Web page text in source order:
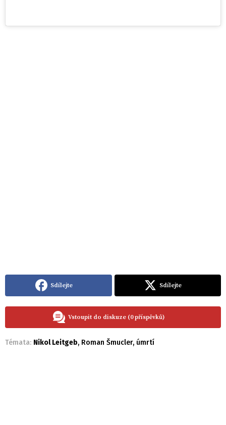
Sdílejte Sdílejte
Vstoupit do diskuze (0 příspěvků)
Témata: Nikol Leitgeb, Roman Šmucler, úmrtí